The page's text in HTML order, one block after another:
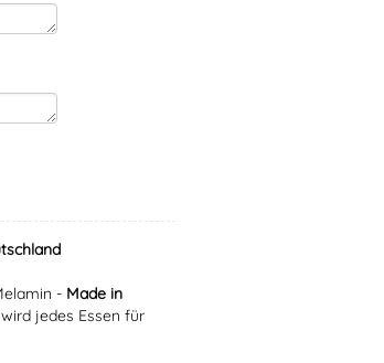
- Made in
jedes Essen für